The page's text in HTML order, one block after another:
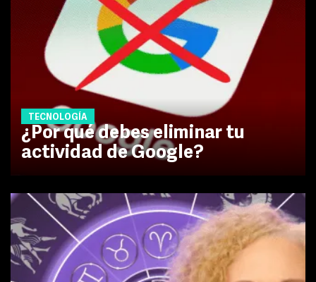
TECNOLOGÍA
¿Por qué debes eliminar tu
actividad de Google?